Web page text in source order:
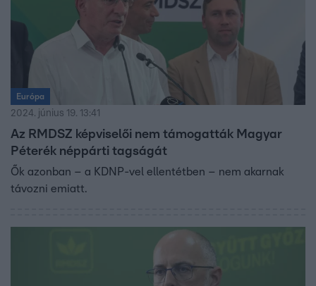
Európa
2024. június 19. 13:41
Az RMDSZ képviselői nem támogatták Magyar
Péterék néppárti tagságát
Ők azonban – a KDNP-vel ellentétben – nem akarnak
távozni emiatt.